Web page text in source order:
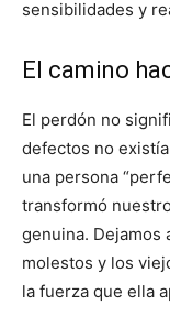
sensibilidades y
El camino
El perdón no
defectos no
una persona
transformó
genuina. Dejamos
molestos y los
la fuerza que ella